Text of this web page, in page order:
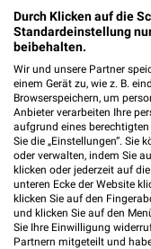
Weitere
in und um
5 Geschäfte und Orte
Durch Klicken auf die
Standardeinstellung
beibehalten.
Wir und unsere Partner
einem Gerät zu, wie z. B.
Browserspeichern, um
Anbieter verarbeiten Ihre
aufgrund eines
Sie die „Einstellungen“. Sie
oder verwalten, indem Sie
klicken oder jederzeit auf
unteren Ecke der Website
klicken Sie auf den
und klicken Sie auf den
Sie Ihre Einwilligung
Partnern mitgeteilt und